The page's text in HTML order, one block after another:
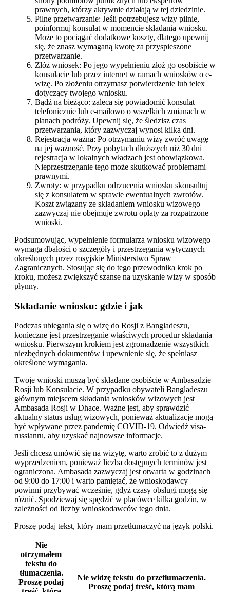
prawnych, którzy aktywnie działają w tej dziedzinie.
Pilne przetwarzanie: Jeśli potrzebujesz wizy pilnie,
poinformuj konsulat w momencie składania wniosku.
Może to pociągać dodatkowe koszty, dlatego upewnij
się, że znasz wymaganą kwotę za przyspieszone
przetwarzanie.
Złóż wniosek: Po jego wypełnieniu złoż go osobiście w
konsulacie lub przez internet w ramach wniosków o e-
wizę. Po złożeniu otrzymasz potwierdzenie lub telex
dotyczący twojego wniosku.
Bądź na bieżąco: zaleca się powiadomić konsulat
telefonicznie lub e-mailowo o wszelkich zmianach w
planach podróży. Upewnij się, że śledzisz czas
przetwarzania, który zazwyczaj wynosi kilka dni.
Rejestracja ważna: Po otrzymaniu wizy zwróć uwagę
na jej ważność. Przy pobytach dłuższych niż 30 dni
rejestracja w lokalnych władzach jest obowiązkowa.
Nieprzestrzeganie tego może skutkować problemami
prawnymi.
Zwroty: w przypadku odrzucenia wniosku skonsultuj
się z konsulatem w sprawie ewentualnych zwrotów.
Koszt związany ze składaniem wniosku wizowego
zazwyczaj nie obejmuje zwrotu opłaty za rozpatrzone
wnioski.
Podsumowując, wypełnienie formularza wniosku wizowego
wymaga dbałości o szczegóły i przestrzegania wytycznych
określonych przez rosyjskie Ministerstwo Spraw
Zagranicznych. Stosując się do tego przewodnika krok po
kroku, możesz zwiększyć szanse na uzyskanie wizy w sposób
płynny.
Składanie wniosku: gdzie i jak
Podczas ubiegania się o wizę do Rosji z Bangladeszu,
konieczne jest przestrzeganie właściwych procedur składania
wniosku. Pierwszym krokiem jest zgromadzenie wszystkich
niezbędnych dokumentów i upewnienie się, że spełniasz
określone wymagania.
Twoje wnioski muszą być składane osobiście w Ambasadzie
Rosji lub Konsulacie. W przypadku obywateli Bangladeszu
głównym miejscem składania wniosków wizowych jest
Ambasada Rosji w Dhace. Ważne jest, aby sprawdzić
aktualny status usług wizowych, ponieważ aktualizacje mogą
być wpływane przez pandemię COVID-19. Odwiedź visa-
russianru, aby uzyskać najnowsze informacje.
Jeśli chcesz umówić się na wizytę, warto zrobić to z dużym
wyprzedzeniem, ponieważ liczba dostępnych terminów jest
ograniczona. Ambasada zazwyczaj jest otwarta w godzinach
od 9:00 do 17:00 i warto pamiętać, że wnioskodawcy
powinni przybywać wcześnie, gdyż czasy obsługi mogą się
różnić. Spodziewaj się spędzić w placówce kilka godzin, w
zależności od liczby wnioskodawców tego dnia.
Proszę podaj tekst, który mam przetłumaczyć na język polski.
Nie
otrzymałem
tekstu do
tłumaczenia.
Proszę podaj
Nie widzę tekstu do przetłumaczenia.
Proszę podaj treść, którą mam